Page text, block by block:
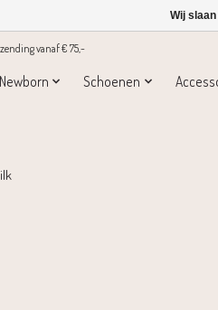
vanaf € 75,-
Newborn Schoenen
Wij